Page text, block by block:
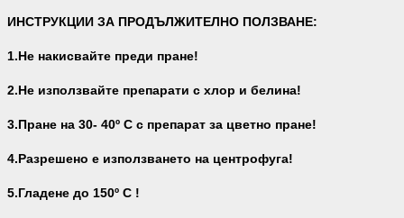
ИНСТРУКЦИИ ЗА ПРОДЪЛЖИТЕЛНО ПОЛЗВАНЕ:
1.Не накисвайте преди пране!
2.Не използвайте препарати с хлор и белина!
3.Пране на 30- 40º С с препарат за цветно пране!
4.Разрешено е използването на центрофуга!
5.Гладене до 150º С !